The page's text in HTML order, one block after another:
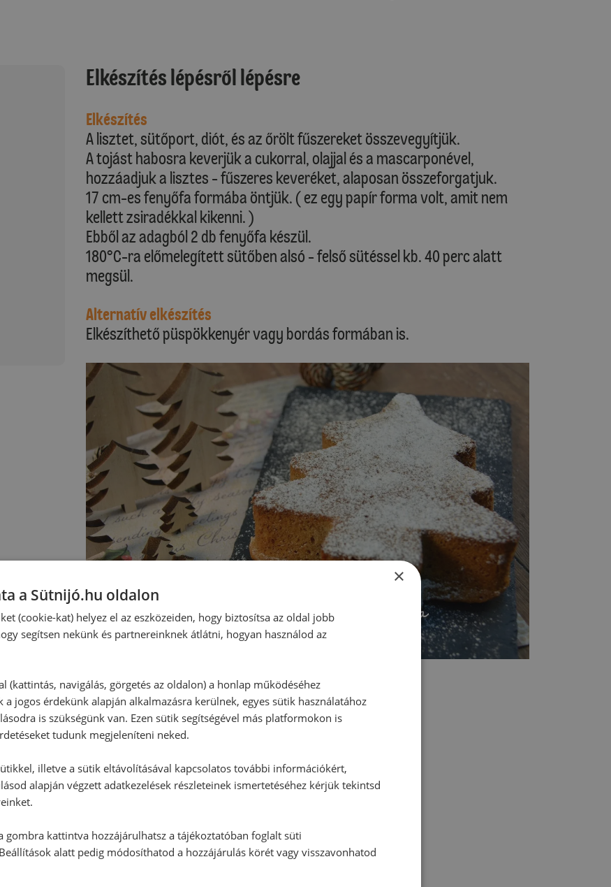
Elkészítés lépésről lépésre
Elkészítés
A lisztet, sütőport, diót, és az őrölt fűszereket összevegyítjük.
A tojást habosra keverjük a cukorral, olajjal és a mascarponével,
hozzáadjuk a lisztes - fűszeres keveréket, alaposan összeforgatjuk.
17 cm-es fenyőfa formába öntjük. ( ez egy papír forma volt, amit nem
kellett zsiradékkal kikenni. )
Ebből az adagból 2 db fenyőfa készül.
180°C-ra előmelegített sütőben alsó - felső sütéssel kb. 40 perc alatt
megsül.
Alternatív elkészítés
Elkészíthető püspökkenyér vagy bordás formában is.
Hozzászólások
Ehhez a recepthez még nem érkezett hozzászólás.
Hozzászólás írása
×
a Sütnijó.hu oldalon
(cookie-kat) helyez el az eszközeiden, hogy biztosítsa az oldal jobb
segítsen nekünk és partnereinknek átlátni, hogyan használod az
(kattintás, navigálás, görgetés az oldalon) a honlap működéséhez
a jogos érdekünk alapján alkalmazásra kerülnek, egyes sütik használatához
is szükségünk van. Ezen sütik segítségével más platformokon is
tudunk megjeleníteni neked.
illetve a sütik eltávolításával kapcsolatos további információkért,
alapján végzett adatkezelések részleteinek ismertetéséhez kérjük tekintsd
gombra kattintva hozzájárulhatsz a tájékoztatóban foglalt süti
alatt pedig módosíthatod a hozzájárulás körét vagy visszavonhatod